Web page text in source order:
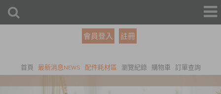
會員登入 註冊
首頁 最新消息NEWS 配件耗材區 瀏覽紀錄 購物車 訂單查詢